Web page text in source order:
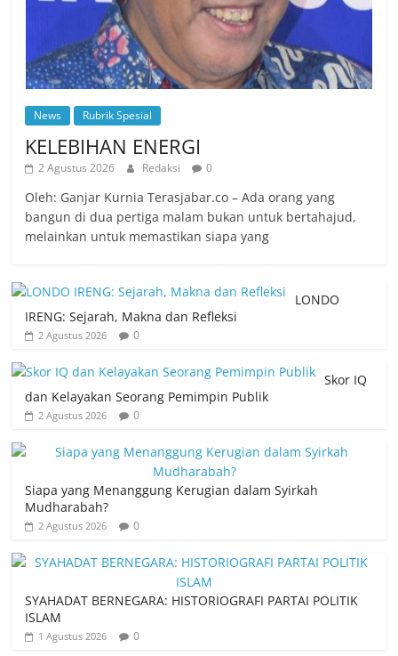
News Rubrik Spesial
KELEBIHAN ENERGI
2 Agustus 2026 Redaksi 0
Oleh: Ganjar Kurnia Terasjabar.co – Ada orang yang
bangun di dua pertiga malam bukan untuk bertahajud,
melainkan untuk memastikan siapa yang
LONDO
IRENG: Sejarah, Makna dan Refleksi
2 Agustus 2026 0
Skor IQ
dan Kelayakan Seorang Pemimpin Publik
2 Agustus 2026 0
Siapa yang Menanggung Kerugian dalam Syirkah
Mudharabah?
2 Agustus 2026 0
SYAHADAT BERNEGARA: HISTORIOGRAFI PARTAI POLITIK
ISLAM
1 Agustus 2026 0